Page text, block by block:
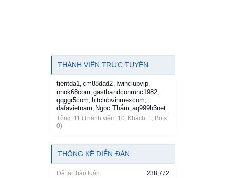
THÀNH VIÊN TRỰC TUYẾN
tientda1, cm88dad2, Iwinclubvip,
nnok68com, gastbandconrunc1982,
qqggr5com, hitclubvinmexcom,
dafavietnam, Ngọc Thắm, aq999h3net
Tổng: 11 (Thành viên: 10, Khách: 1, Bots:
0)
THỐNG KÊ DIỄN ĐÀN
Đề tài thảo luận:
238,772